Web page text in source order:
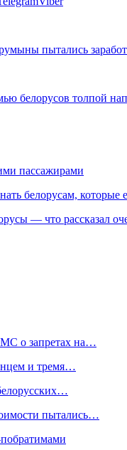
пытались
белорусов толпой
пассажирами
белорусам, которые
— что рассказал
о запретах на…
и тремя…
пытались…
побратимами